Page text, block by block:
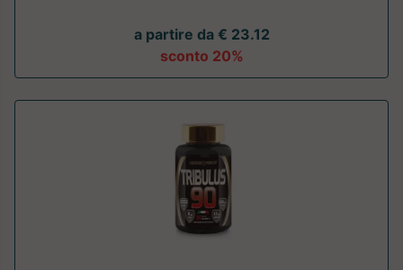
a partire da € 23.12
sconto 20%